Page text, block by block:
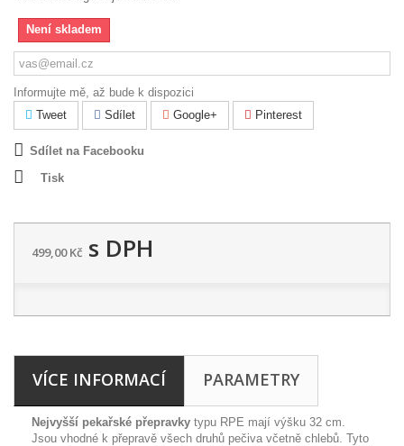
Není skladem
Informujte mě, až bude k dispozici
Tweet
Sdílet Google+ Pinterest
Sdílet na Facebooku
Tisk
499,00 Kč s DPH
VÍCE INFORMACÍ PARAMETRY
Nejvyšší pekařské přepravky typu RPE mají výšku 32 cm.
Jsou vhodné k přepravě všech druhů pečiva včetně chlebů. Tyto